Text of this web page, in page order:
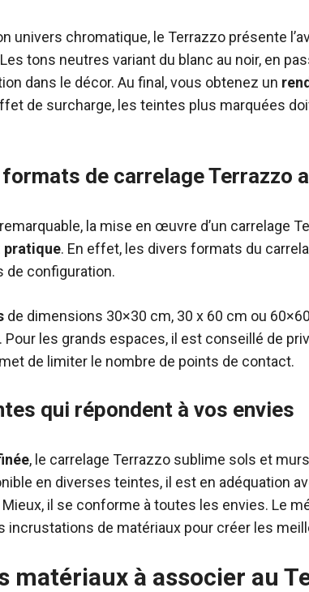
univers chromatique, le Terrazzo présente
tons neutres variant du blanc au noir, en
dans le décor. Au final, vous obtenez un
de surcharge, les teintes plus marquées
de carrelage Terrazzo
la mise en œuvre d’un carrelage
pratique. En effet, les divers formats du
de configuration.
de dimensions 30×30 cm, 30 x 60 cm ou
Pour les grands espaces, il est conseillé de
de limiter le nombre de points de contact.
qui répondent à vos envies
, le carrelage Terrazzo sublime sols et
en diverses teintes, il est en adéquation
Mieux, il se conforme à toutes les envies. Le
incrustations de matériaux pour créer les
matériaux à associer au